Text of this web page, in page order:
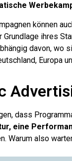
können
Grundlage ihres
davon,
Europa
dass
eine
Warum also